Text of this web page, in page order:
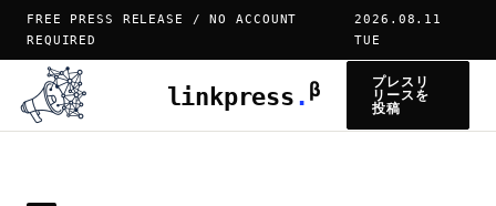
FREE PRESS RELEASE / NO ACCOUNT
REQUIRED
2026.08.11
TUE
linkpress . β
プレスリ
リースを
投稿